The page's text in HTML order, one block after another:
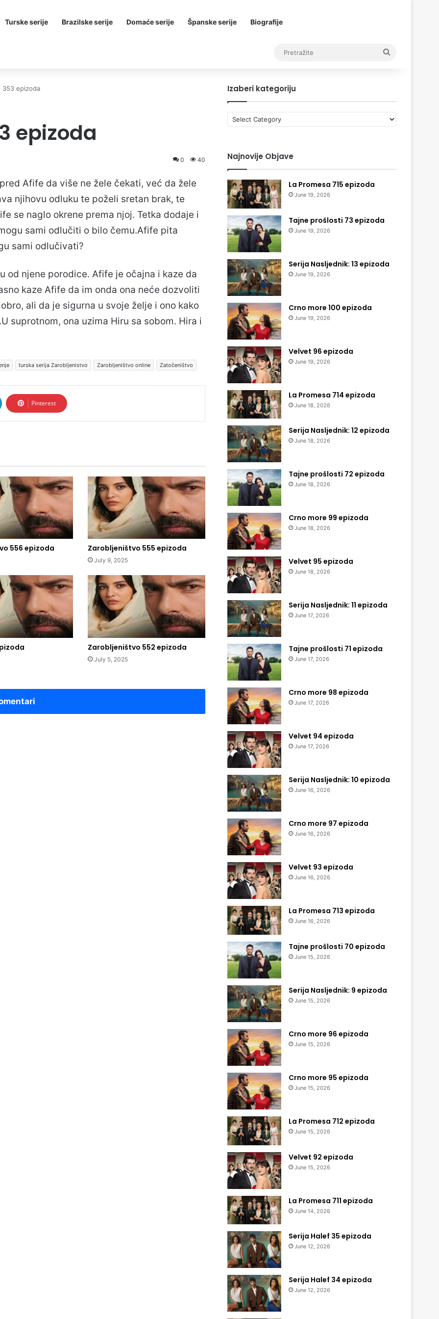
Turske serije Brazilske serije Domaće serije Španske serije Biografije
353 epizoda
epizoda
0 40
Afife da više ne žele čekati, već da žele
njihovu odluku te poželi sretan brak, te
se naglo okrene prema njoj. Tetka dodaje i
sami odlučiti o bilo čemu.Afife pita
sami odlučivati?
od njene porodice. Afife je očajna i kaze da
kaze Afife da im onda ona neće dozvoliti
ali da je sigurna u svoje želje i ono kako
suprotnom, ona uzima Hiru sa sobom. Hira i
turska serija Zarobljenistvo Zarobljeništvo online Zatočeništvo
Pinterest
556 epizoda Zarobljeništvo 555 epizoda
July 9, 2025
Zarobljeništvo 552 epizoda
July 5, 2025
Izaberi kategoriju
Izaberi
kategoriju
Najnovije Objave
La Promesa 715 epizoda
June 19, 2026
Tajne prošlosti 73 epizoda
June 19, 2026
Serija Nasljednik: 13 epizoda
June 19, 2026
Crno more 100 epizoda
June 19, 2026
Velvet 96 epizoda
June 19, 2026
La Promesa 714 epizoda
June 18, 2026
Serija Nasljednik: 12 epizoda
June 18, 2026
Tajne prošlosti 72 epizoda
June 18, 2026
Crno more 99 epizoda
June 18, 2026
Velvet 95 epizoda
June 18, 2026
Serija Nasljednik: 11 epizoda
June 17, 2026
Tajne prošlosti 71 epizoda
June 17, 2026
Crno more 98 epizoda
June 17, 2026
Velvet 94 epizoda
June 17, 2026
Serija Nasljednik: 10 epizoda
June 16, 2026
Crno more 97 epizoda
June 16, 2026
Velvet 93 epizoda
June 16, 2026
La Promesa 713 epizoda
June 16, 2026
Tajne prošlosti 70 epizoda
June 15, 2026
Serija Nasljednik: 9 epizoda
June 15, 2026
Crno more 96 epizoda
June 15, 2026
Crno more 95 epizoda
June 15, 2026
La Promesa 712 epizoda
June 15, 2026
Velvet 92 epizoda
June 15, 2026
La Promesa 711 epizoda
June 14, 2026
Serija Halef 35 epizoda
June 12, 2026
Serija Halef 34 epizoda
June 12, 2026